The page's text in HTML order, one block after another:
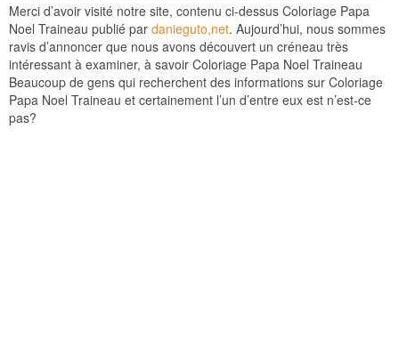
Merci d’avoir visité notre site, contenu ci-dessus Coloriage Papa
Noel Traineau publié par danieguto,net. Aujourd’hui, nous sommes
ravis d’annoncer que nous avons découvert un créneau très
intéressant à examiner, à savoir Coloriage Papa Noel Traineau
Beaucoup de gens qui recherchent des informations sur Coloriage
Papa Noel Traineau et certainement l’un d’entre eux est n’est-ce
pas?